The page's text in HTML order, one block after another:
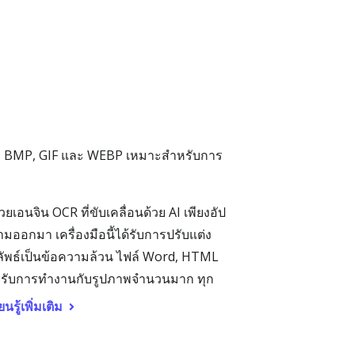
GIF และ WEBP เหมาะสำหรับการ
อนจิน OCR ที่ขับเคลื่อนด้วย AI เพียงอัป
ออกมา เครื่องมือนี้ได้รับการปรับแต่ง
เป็นข้อความล้วน ไฟล์ Word, HTML
บการทำงานกับรูปภาพจำนวนมาก ทุก
นรู้เพิ่มเติม